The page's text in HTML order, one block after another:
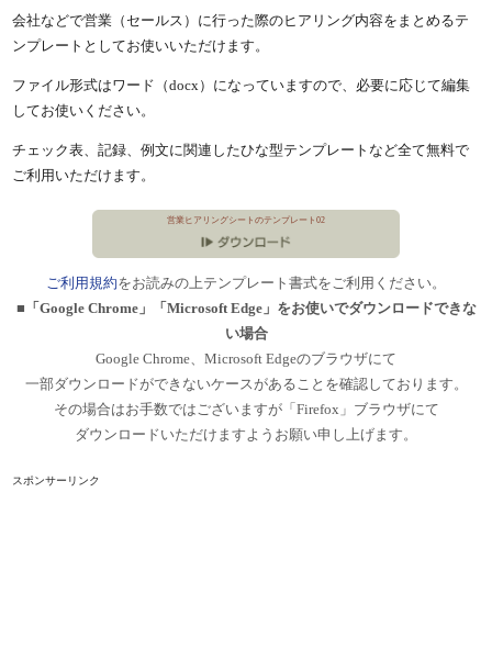
会社などで営業（セールス）に行った際のヒアリング内容をまとめるテ
ンプレートとしてお使いいただけます。
ファイル形式はワード（docx）になっていますので、必要に応じて編集
してお使いください。
チェック表、記録、例文に関連したひな型テンプレートなど全て無料で
ご利用いただけます。
営業ヒアリングシートのテンプレート02
ご利用規約をお読みの上テンプレート書式をご利用ください。
■「Google Chrome」「Microsoft Edge」をお使いでダウンロードできな
い場合
Google Chrome、Microsoft Edgeのブラウザにて
一部ダウンロードができないケースがあることを確認しております。
その場合はお手数ではございますが「Firefox」ブラウザにて
ダウンロードいただけますようお願い申し上げます。
スポンサーリンク